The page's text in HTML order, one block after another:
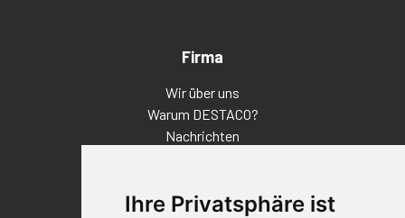
Ihre Privatsphäre ist
Firma
Wir über uns
Warum DESTACO?
Nachrichten
Standorte